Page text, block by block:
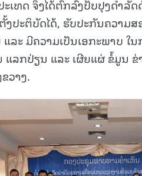
ເທດ ຈຶ່ງໄດ້ຕົກລົງປັບປຸງດໍາລັດ
ງປະຕິບັດໄດ້, ຮັບປະກັນຄວາ
ະ ມີຄວາມເປັນເອກະພາບ ໃ
ແລກປ່ຽນ ແລະ ເຜີຍແຜ່ ຂໍ້ມູນ
ວາງ.